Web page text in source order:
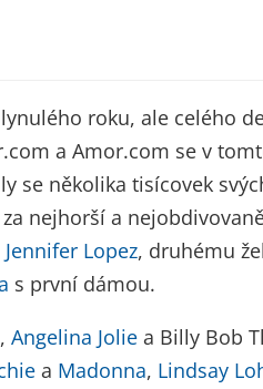
roku, ale celého
a Amor.com se v
se několika tisícovek
nejhorší a
Jennifer Lopez, druhému
s první dámou.
, Angelina Jolie a Billy Bob
a Madonna, Lindsay